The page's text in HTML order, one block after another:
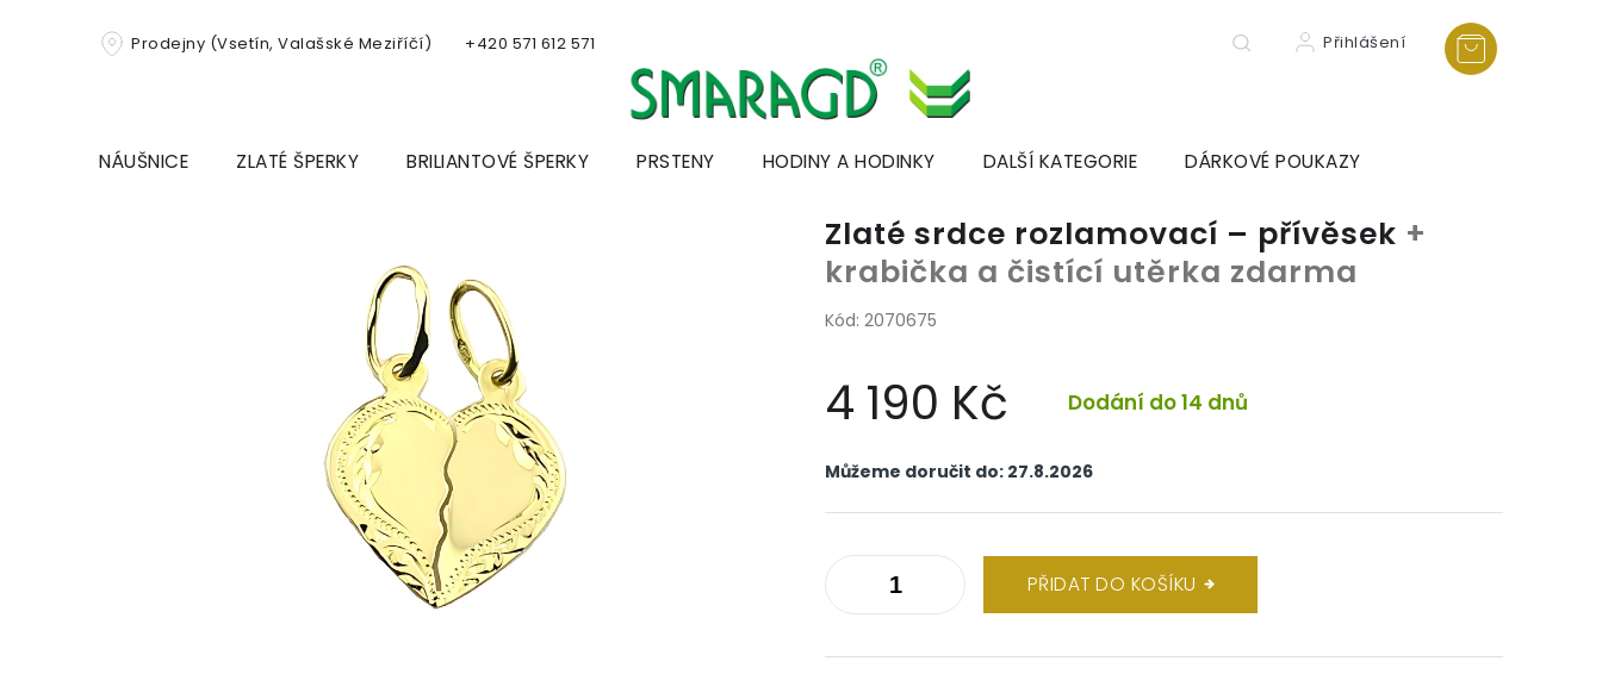
Prodejny (Vsetín, Valašské Meziříčí) +420 571 612 571 Přihlášení
NÁUŠNICE ZLATÉ ŠPERKY BRILIANTOVÉ ŠPERKY PRSTENY HODINY A HODINKY DALŠÍ KATEGORIE DÁRKOVÉ POUKAZY
Zlaté srdce rozlamovací – přívěsek +
krabička a čistící utěrka zdarma
Kód: 2070675
4 190 Kč Dodání do 14 dnů
cena:
Můžeme doručit do: 27.8.2026
PŘIDAT DO KOŠÍKU